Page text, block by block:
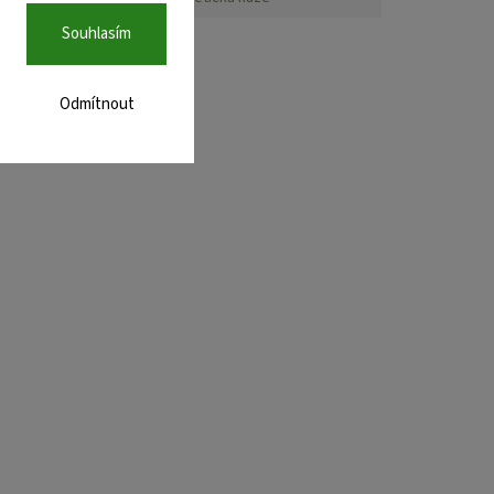
Odmítnout
Souhlasím